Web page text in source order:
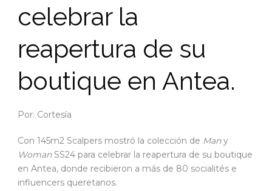
celebrar la
reapertura de su
boutique en Antea.
Por: Cortesía
Con 145m2 Scalpers mostró la colección de Many
WomanSS24 para celebrar la reapertura de su boutique
en Antea, donde recibieron a más de 80 socialités e
influencers queretanos.